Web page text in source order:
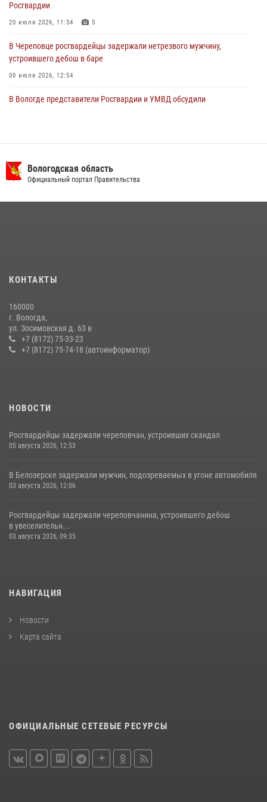
Росгвардии
20 июля 2026, 11:34 5
В Череповце росгвардейцы задержали нетрезвого мужчину,
устроившего дебош в баре
09 июля 2026, 12:54
В Вологде представители Росгвардии и УМВД обсудили
угрожавших молодежи расправой
08 июля 2026, 07:52 1
минувшую неделю
21 единицу оружия изъяли за минувшую неделю сотрудники
Росгвардии в Вологодской области
20 июля 2026, 10:47
Вологодская область
Официальный портал Правительства
КОНТАКТЫ
160000
г. Вологда,
ул. Зосимовская д. 63 в
+7 (8172) 75-33-23
+7 (8172) 75-74-18 (автоинформатор)
НОВОСТИ
Росгвардейцы задержали череповчан, устроивших скандал
05 августа 2026, 12:53
В Белозерске задержали мужчин, подозреваемых в угоне автомобиля
03 августа 2026, 12:06
Росгвардейцы задержали череповчанина, устроившего дебош
в увеселительн...
03 августа 2026, 09:35
НАВИГАЦИЯ
Новости
Карта сайта
ОФИЦИАЛЬНЫЕ СЕТЕВЫЕ РЕСУРСЫ